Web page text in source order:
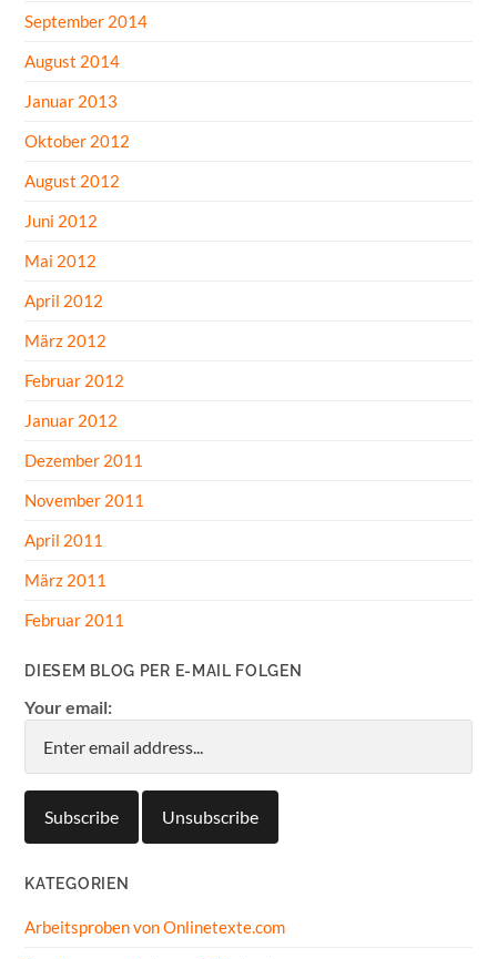
September 2014
August 2014
Januar 2013
Oktober 2012
August 2012
Juni 2012
Mai 2012
April 2012
März 2012
Februar 2012
Januar 2012
Dezember 2011
November 2011
April 2011
März 2011
Februar 2011
DIESEM BLOG PER E-MAIL FOLGEN
Your email:
KATEGORIEN
Arbeitsproben von Onlinetexte.com